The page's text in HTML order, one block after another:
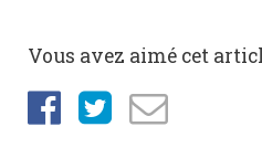
Vous avez aimé cet